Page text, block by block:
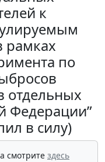
к
рамках
по
отдельных
Федерации”
в силу)
смотрите здесь